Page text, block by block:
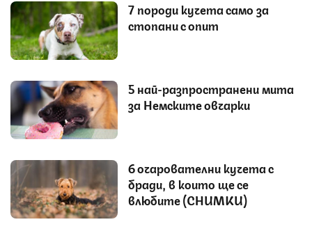
7 породи кучета само за
стопани с опит
5 най-разпространени мита
за Немските овчарки
6 очарователни кучета с
бради, в които ще се
влюбите (СНИМКИ)